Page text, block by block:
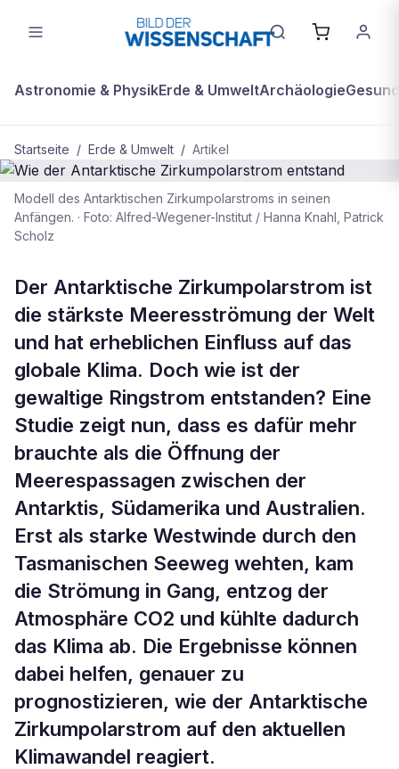
Astronomie & PhysikErde & UmweltArchäologie
Startseite / Erde & Umwelt / Artikel
ERDE & UMWELT
Wie der Antarktische
Modell des Antarktischen Zirkumpolarstroms in seinen
Anfängen. · Foto: Alfred-Wegener-Institut / Hanna Knahl, Patrick
Scholz
Der Antarktische Zirkumpolarstrom ist
die stärkste Meeresströmung der Welt
und hat erheblichen Einfluss auf das
globale Klima. Doch wie ist der
gewaltige Ringstrom entstanden? Eine
Studie zeigt nun, dass es dafür mehr
brauchte als die Öffnung der
Meerespassagen zwischen der
Antarktis, Südamerika und Australien.
Erst als starke Westwinde durch den
Tasmanischen Seeweg wehten, kam
die Strömung in Gang, entzog der
Atmosphäre CO2 und kühlte dadurch
das Klima ab. Die Ergebnisse können
dabei helfen, genauer zu
prognostizieren, wie der Antarktische
Zirkumpolarstrom auf den aktuellen
Klimawandel reagiert.